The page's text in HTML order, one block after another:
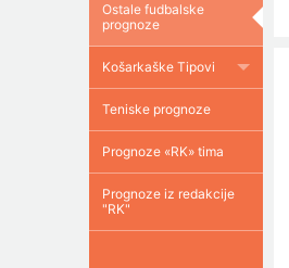
Ostale fudbalske
prognoze
Košarkaške Tipovi
Teniske prognoze
Prognoze «RK» tima
Prognoze iz redakcije
"RK"